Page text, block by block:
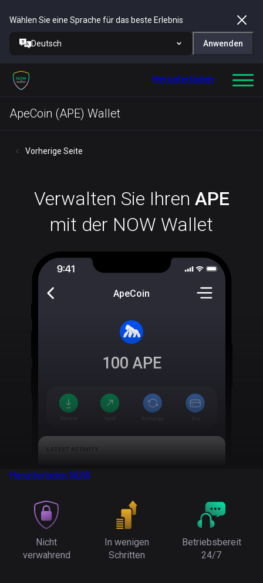
Wählen Sie eine Sprache für das beste Erlebnis
Deutsch Anwenden
Herunterladen
ApeCoin (APE) Wallet
Vorherige Seite
Verwalten Sie Ihren APE
mit der NOW Wallet
ApeCoin
100 APE
Herunterladen NOW
Nicht
verwahrend
In wenigen
Schritten
Betriebsbereit
24/7